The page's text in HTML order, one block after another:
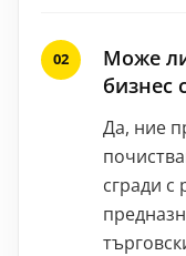
Може
бизнес
Да, ние
сгради с